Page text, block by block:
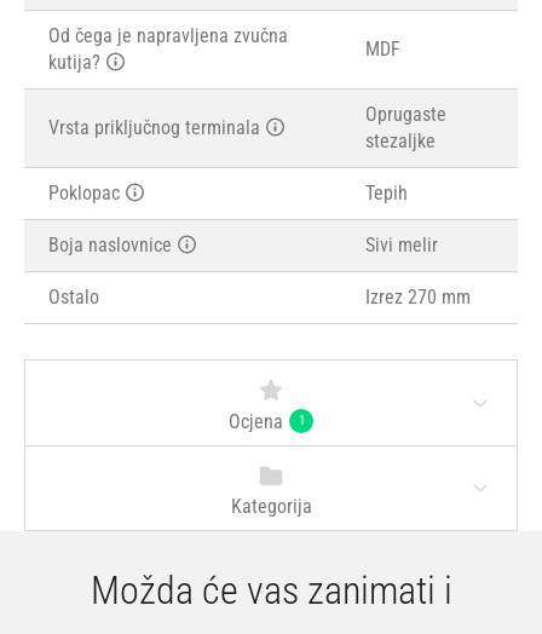
Od čega je napravljena zvučna
kutija?
MDF
Vrsta priključnog terminala
Oprugaste
stezaljke
Poklopac Tepih
Boja naslovnice Sivi melir
Ostalo Izrez 270 mm
Ocjena 1
Kategorija
Možda će vas zanimati i